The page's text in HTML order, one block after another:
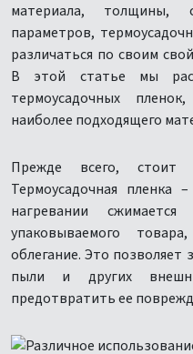
материала, толщины,
параметров,
различаться по своим
В этой статье мы
термоусадочных
наиболее подходящего
Прежде всего, стоит
Термоусадочная пленка
нагревании
упаковываемого
облегание. Это
пыли и других
предотвратить ее